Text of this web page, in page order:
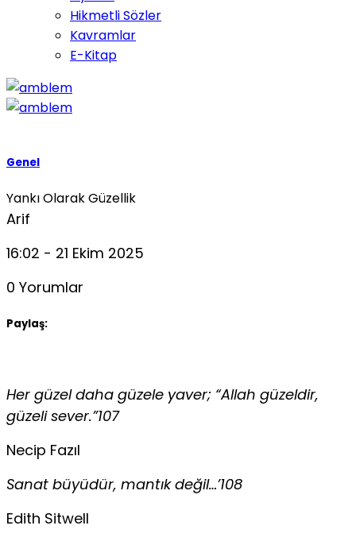
Hikmetli Sözler
Kavramlar
E-Kitap
Genel
Yankı Olarak Güzellik
Arif
16:02 - 21 Ekim 2025
0 Yorumlar
Paylaş:
Her güzel daha güzele yaver; “Allah güzeldir,
güzeli sever.”107
Necip Fazıl
Sanat büyüdür, mantık değil…’108
Edith Sitwell